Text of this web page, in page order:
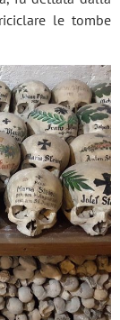
le tombe